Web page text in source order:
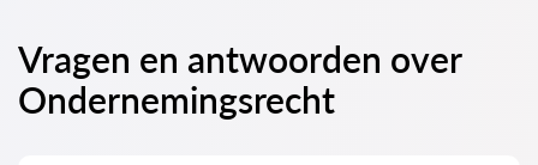
Vragen en antwoorden over
Ondernemingsrecht